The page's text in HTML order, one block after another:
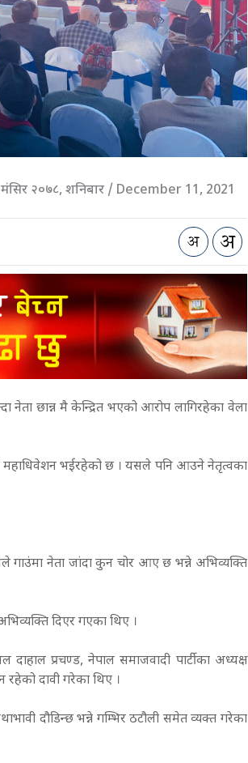
२०७८, शनिबार / December 11, 2021
नेता छान्न मै केन्द्रित भएको आरोप लागिरहेका वेला
महाधिवेशन भईरहेको छ । यसले पनि आउने नेतृत्वका
गाउंमा नेता जांदा कुन चोर आए छ भन्ने अभिव्यक्ति
दिएर गएका थिए ।
प्रचण्ड, नेपाल समाजवादी पार्टीका अध्यक्ष
रहेको दावी गरेका थिए ।
दौडिन्छ भन्ने गम्भिर ठटौली समेत व्यक्त गरेका